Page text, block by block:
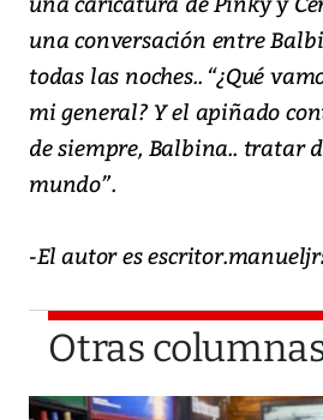
una conversación entre
todas las noches.. “¿Qué
mi general? Y el apiñado
de siempre, Balbina.. tratar
mundo”.
-El autor es
Otras